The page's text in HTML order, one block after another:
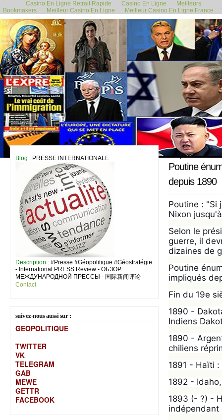
Casino En Ligne Retrait Rapide Casino En Ligne
Meilleurs
Bookmakers
Meilleur Casino En Ligne Meilleur Casino En Ligne France
Blog : PRESSE INTERNATIONALE
Description : #Presse #Géopolitique #Géostratégie
- International PRESS Review - ОБЗОР
МЕЖДУНАРОДНОЙ ПРЕССЫ - 国际新闻评论
Contact
suivez-nous aussi sur :
GEOPOLITIQUE
TWITTER
VK
TELEGRAM
GAB
MEWE
GETTR
FACEBOOK
9 septembre 2023
Poutine
depuis 1890
Poutine : "Si
Nixon
Selon le
guerre, il
dizaines de
Poutine
impliqués
Fin du 19e
1890 -
Indiens
1890 -
chiliens
1891 - Haïti
1892 -
1893 (- ?) -